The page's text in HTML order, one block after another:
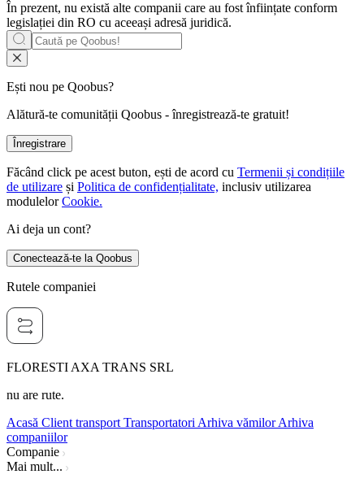
În prezent, nu există alte companii care au fost înființate conform
legislației din RO cu aceeași adresă juridică.
Ești nou pe Qoobus?
Alătură-te comunității Qoobus - înregistrează-te gratuit!
Înregistrare
Făcând click pe acest buton, ești de acord cu Termenii și condițiile
de utilizare și Politica de confidențialitate, inclusiv utilizarea
modulelor Cookie.
Ai deja un cont?
Conectează-te la Qoobus
Rutele companiei
FLORESTI AXA TRANS SRL
nu are rute.
Acasă Client transport Transportatori Arhiva vămilor Arhiva
companiilor
Companie
Mai mult...